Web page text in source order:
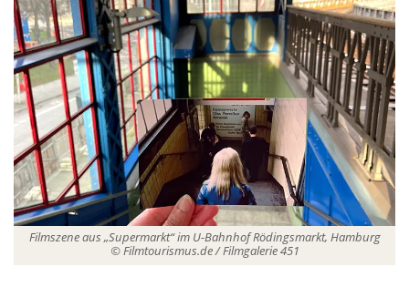
Filmszene aus „Supermarkt“ im U-Bahnhof Rödingsmarkt, Hamburg
© Filmtourismus.de / Filmgalerie 451